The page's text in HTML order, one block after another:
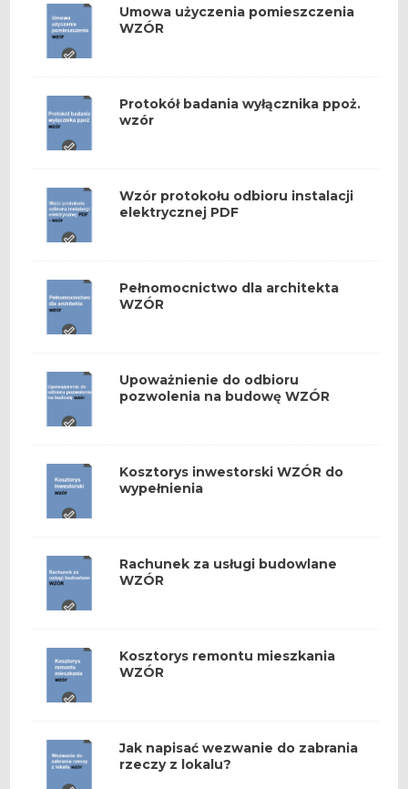
Umowa użyczenia pomieszczenia
WZÓR
Protokół badania wyłącznika ppoż.
wzór
Wzór protokołu odbioru instalacji
elektrycznej PDF
Pełnomocnictwo dla architekta
WZÓR
Upoważnienie do odbioru
pozwolenia na budowę WZÓR
Kosztorys inwestorski WZÓR do
wypełnienia
Rachunek za usługi budowlane
WZÓR
Kosztorys remontu mieszkania
WZÓR
Jak napisać wezwanie do zabrania
rzeczy z lokalu?